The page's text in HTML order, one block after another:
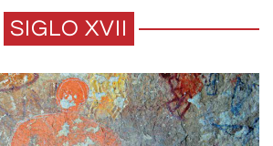
SIGLO XVII